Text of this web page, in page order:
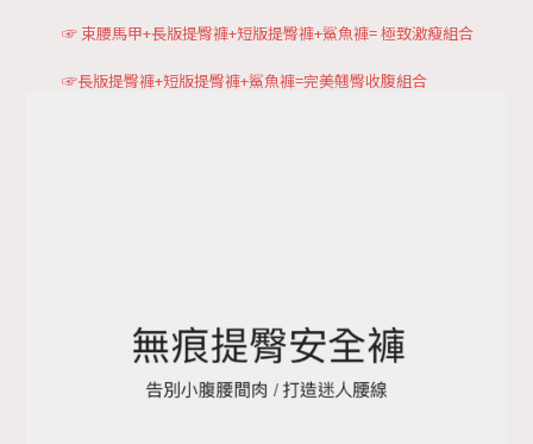
☞ 束腰馬甲+長版提臀褲+短版提臀褲+鯊魚褲= 極致激瘦組合
☞長版提臀褲+短版提臀褲+鯊魚褲=完美翹臀收腹組合